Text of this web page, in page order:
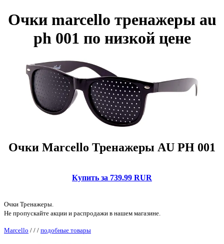
Очки marcello тренажеры au
ph 001 по низкой цене
Очки Marcello Тренажеры AU PH 001
Купить за 739.99 RUR
Очки Тренажеры.
Не пропускайте акции и распродажи в нашем магазине.
Marcello / / / подобные товары